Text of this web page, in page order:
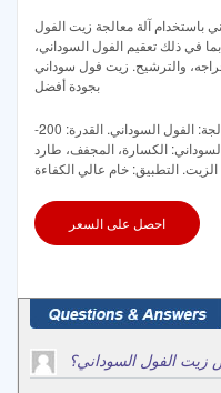
باستخدام آلة معالجة زيت الفول
في ذلك تعقيم الفول السوداني،
والترشيح. زيت فول سوداني
بجودة أفضل
النوع: عصر زيت الفول السوداني. مادة المعالجة: الفول السوداني. القدرة: 200-
الكسارة، المجفف، طارد
الزيت. التطبيق: خام عالي الكفاءة
احصل على السعر
زيت الفول السوداني؟